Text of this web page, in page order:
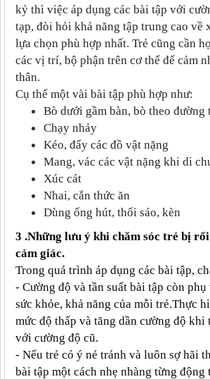
kỷ thì việc áp dụng các bài tập với
tạp, đòi hỏi khả năng tập trung cao về
lựa chọn phù hợp nhất. Trẻ cũng cần
các vị trí, bộ phận trên cơ thể để cảm
thân.
Cụ thể một vài bài tập phù hợp như:
Bò dưới gầm bàn, bò theo đường
Chạy nhảy
Kéo, đẩy các đồ vật nặng
Mang, vác các vật nặng khi di
Xúc cát
Nhai, cắn thức ăn
Dùng ống hút, thổi sáo, kèn
3 .Những lưu ý khi chăm sóc trẻ bị
cảm giác.
Trong quá trình áp dụng các bài tập,
- Cường độ và tần suất bài tập còn
sức khỏe, khả năng của mỗi trẻ.Thực
mức độ thấp và tăng dần cường độ khi
với cường độ cũ.
- Nếu trẻ có ý né tránh và luôn sợ hãi
bài tập một cách nhẹ nhàng từng động